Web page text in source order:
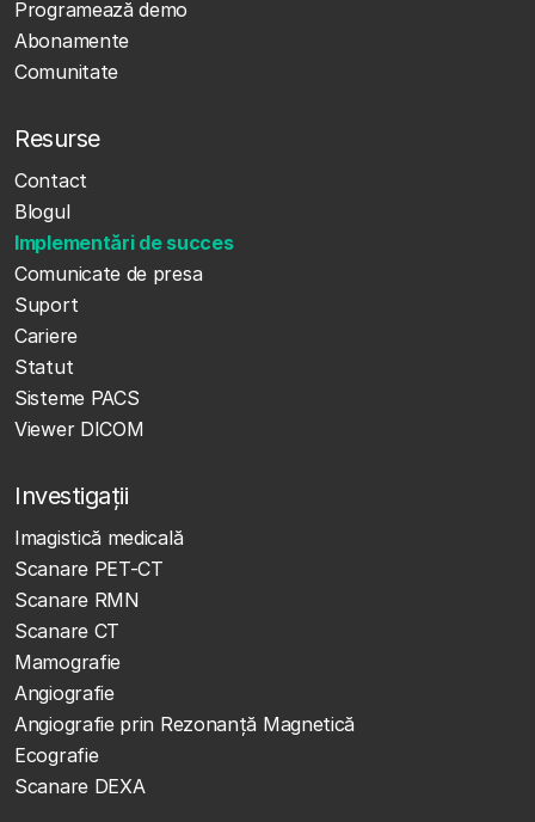
Programează demo
Abonamente
Comunitate
Resurse
Contact
Blogul
Implementări de succes
Comunicate de presa
Suport
Cariere
Statut
Sisteme PACS
Viewer DICOM
Investigații
Imagistică medicală
Scanare PET-CT
Scanare RMN
Scanare CT
Mamografie
Angiografie
Angiografie prin Rezonanță Magnetică
Ecografie
Scanare DEXA